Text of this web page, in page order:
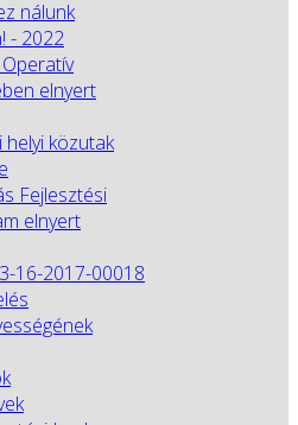
nálunk
- 2022
elnyert
helyi közutak
Fejlesztési
elnyert
16-2017-00018